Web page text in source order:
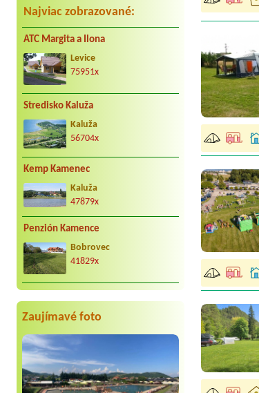
Najviac zobrazované:
ATC Margita a Ilona
Levice
75951x
Stredisko Kaluža
Kaluža
56704x
Kemp Kamenec
Kaluža
47879x
Penzión Kamence
Bobrovec
41829x
Zaujímavé foto